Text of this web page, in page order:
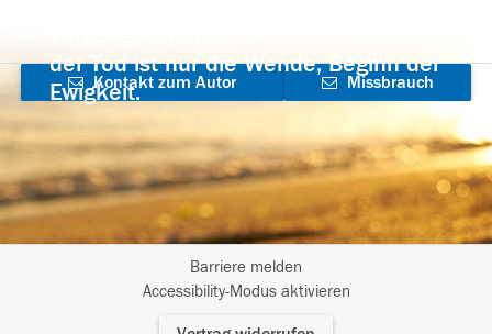
der Tod ist nur die Wende, Beginn der
Ewigkeit.
Kontakt zum Autor
aufnehmen
Missbrauch
Barriere melden
Accessibility-Modus aktivieren